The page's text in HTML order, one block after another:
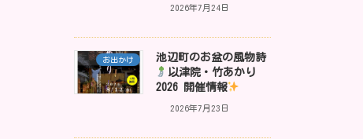
2026年7月24日
お出かけ
池辺町のお盆の風物詩
以津院・竹あかり
2026 開催情報
2026年7月23日